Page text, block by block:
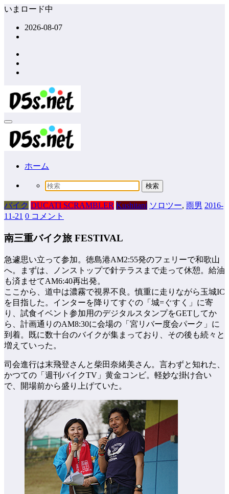
コ
ッ
プ
いまロード中
2026-08-07
ホーム
バイク DUCATI SCRAMBLER Kushitani ソロツー, 雨男 2016-
11-21 0 コメント
南三重バイク旅 FESTIVAL
急遽思い立って参加。徳島港AM2:55発のフェリーで和歌山
へ。まずは、ノンストップで針テラスまで走って休憩。給油
も済ませてAM6:40再出発。
ここから、道中は濃霧で視界不良。慎重に走りながら玉城IC
を目指した。インターを降りてすぐの「城=ぐすく」に寄
り、試食イベント参加用のデジタルスタンプをGETしてか
ら、計画通りのAM8:30に会場の「宮リバー度会パーク」に
到着。既に数十台のバイクが集まっており、その後も続々と
増えていった。
司会進行は末飛登さんと柴田奈緒美さん。言わずと知れた、
かつての「週刊バイクTV」黄金コンビ。軽妙な掛け合い
で、開場前から盛り上げていた。